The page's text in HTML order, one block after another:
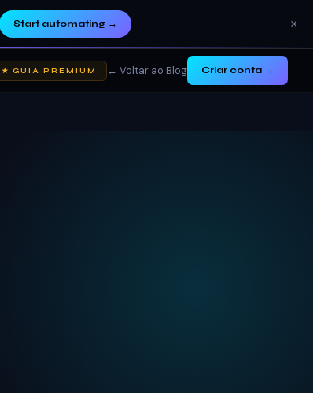
Start automating→ ×
★ GUIA PREMIUM ← Voltar ao Blog Criar conta →